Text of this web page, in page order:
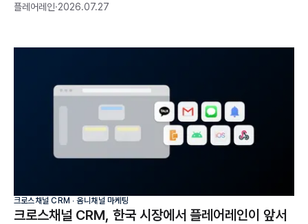
플레어레인·2026.07.27
크로스채널 CRM ∙ 옴니채널 마케팅
크로스채널 CRM, 한국 시장에서 플레어레인이 앞서